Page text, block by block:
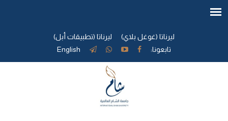
ليرناتا (غوغل بلاي)
ليرناتا (تطبيقات أبل)
تابعونا:
English